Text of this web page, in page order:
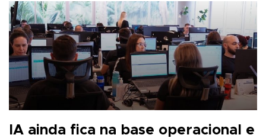
IA ainda fica na base operacional e